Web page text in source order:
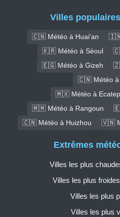
Villes
🇨🇳 Météo à Huai'an
🇮🇳
🇰🇷 Météo à Séoul
🇪🇬 Météo à Gizeh
🇨🇳 Météo à
🇲🇽 Météo à
🇲🇲 Météo à Rangoun
🇨🇳 Météo à Huizhou
🇻🇳
Extrêmes
Villes les plus
Villes les plus
Villes les plus
Villes les plus